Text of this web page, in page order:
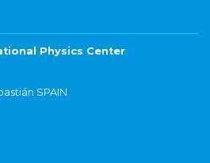
Physics Center
SPAIN